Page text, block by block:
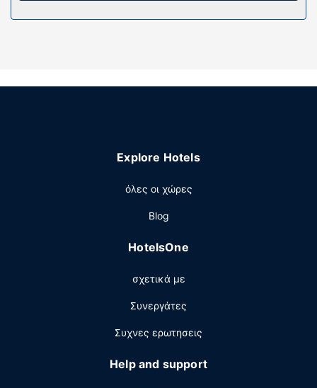
Άλλες παροχές
Explore Hotels
όλες οι χώρες
Blog
HotelsOne
σχετικά με
Συνεργάτες
Συχνες ερωτησεις
Help and support